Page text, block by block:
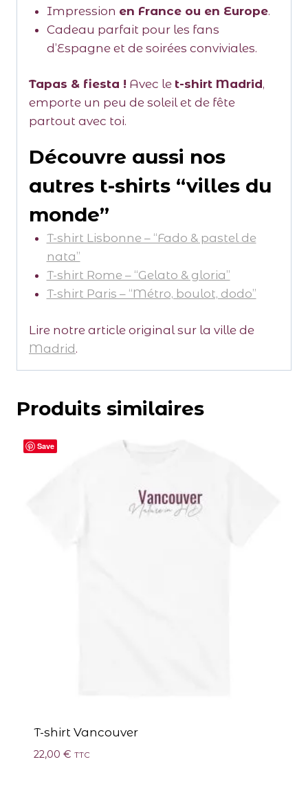
Impression en France ou en Europe.
Cadeau parfait pour les fans
d’Espagne et de soirées conviviales.
Tapas & fiesta ! Avec le t-shirt Madrid,
emporte un peu de soleil et de fête
partout avec toi.
Découvre aussi nos
autres t-shirts “villes du
monde”
T-shirt Lisbonne – “Fado & pastel de
nata”
T-shirt Rome – “Gelato & gloria”
T-shirt Paris – “Métro, boulot, dodo”
Lire notre article original sur la ville de
Madrid.
Produits similaires
Save
T-shirt Vancouver
22,00 € TTC